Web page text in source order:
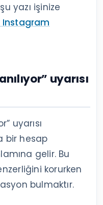
yazı işinize
Instagram
uyarısı
uyarısı
bir hesap
gelir. Bu
korurken
bulmaktır.